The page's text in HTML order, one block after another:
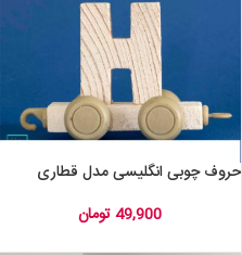
حروف چوبی انگلیسی مدل قطاری
49,900تومان